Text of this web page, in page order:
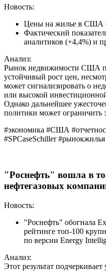
Новость:
Цены на жилье в США в
Фактический
аналитиков (+4,4%) и
Анализ:
Рынок недвижимости США
устойчивый рост цен,
может сигнализировать о
или высокой
Однако дальнейшее
политики может ограничить
#экономика #США
#SPCaseSchiller #рынокжилья
"Роснефть" вошла в
нефтегазовых
Новость:
"Роснефть" обогнала
рейтинге топ-100
по версии Energy
Анализ:
Этот результат